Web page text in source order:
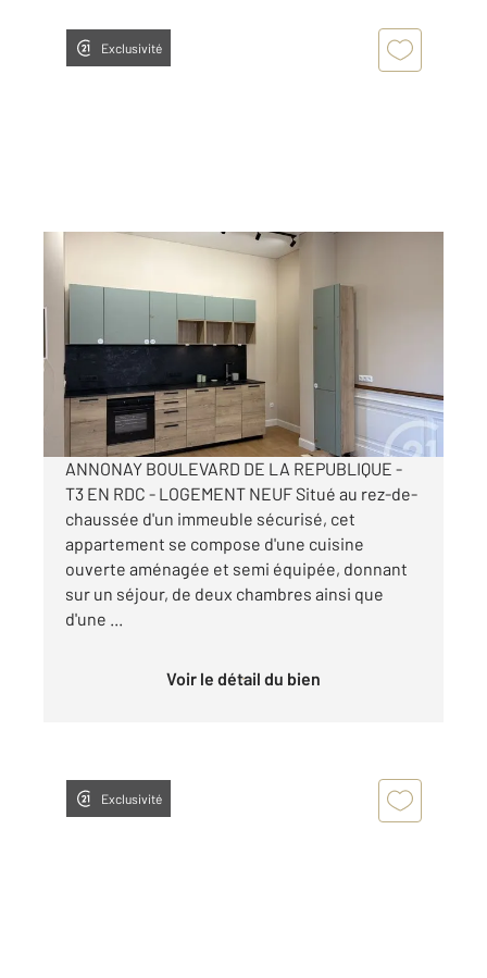
Exclusivité
62,44 m
Ref : 5182
Appartement T3 à louer
790 €
par mois charges comprises
ANNONAY BOULEVARD DE LA REPUBLIQUE -
T3 EN RDC - LOGEMENT NEUF Situé au rez-de-
chaussée d'un immeuble sécurisé, cet
appartement se compose d'une cuisine
ouverte aménagée et semi équipée, donnant
sur un séjour, de deux chambres ainsi que
d'une ...
Voir le détail du bien
Exclusivité